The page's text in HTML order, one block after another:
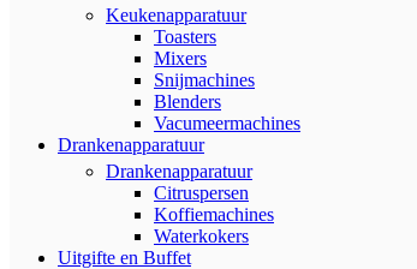
Keukenapparatuur
Toasters
Mixers
Snijmachines
Blenders
Vacumeermachines
Drankenapparatuur
Drankenapparatuur
Citruspersen
Koffiemachines
Waterkokers
Uitgifte en Buffet